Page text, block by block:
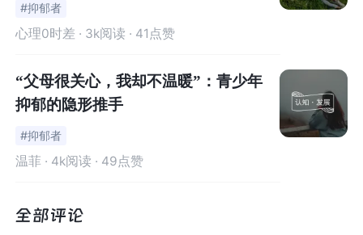
我不能告诉你什么是最好的精神类药物。这需要你和你的
医生共同决定。抑郁症可以通过多种方式表现出来——身
认知上（导致难以做出决定或难以停止消极的想法）和情
感上（导致愤怒或毫无缘由的情绪波动）。抑郁症的最佳
治疗药物应该是有的放矢的。关于抑郁症药物治疗的好消
息是，这些药物可以有效缓解你的症状。
郁症、焦虑症和注意力缺陷障碍（attention deficit disor
#抑郁者
心理0时差 · 3k阅读 · 41点赞
“父母很关心，我却不温暖”：青少年
抑郁的隐形推手
#抑郁者
温菲 · 4k阅读 · 49点赞